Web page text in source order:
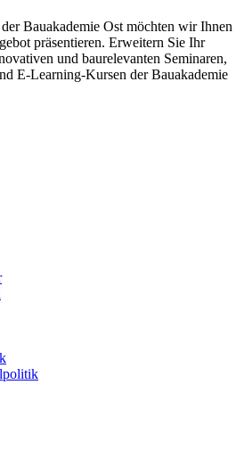
Bauakademie Ost möchten wir Ihnen
präsentieren. Erweitern Sie Ihr
und baurelevanten Seminaren,
E-Learning-Kursen der Bauakademie